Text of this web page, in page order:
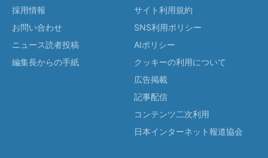
採用情報
お問い合わせ
ニュース読者投稿
編集長からの手紙
サイト利用規約
SNS利用ポリシー
AIポリシー
クッキーの利用について
広告掲載
記事配信
コンテンツ二次利用
日本インターネット報道協会